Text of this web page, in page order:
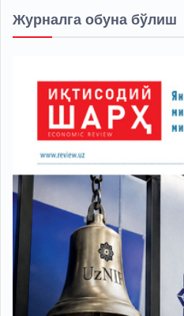
Журналга обуна бўлиш